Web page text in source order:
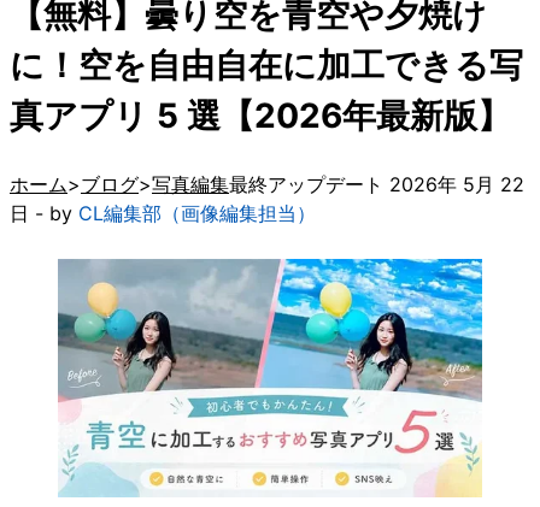
【無料】曇り空を青空や夕焼け
に！空を自由自在に加工できる写
真アプリ 5 選【2026年最新版】
ホーム ブログ 写真編集最終アップデート 2026年 5月 22
日 - by CL編集部（画像編集担当）